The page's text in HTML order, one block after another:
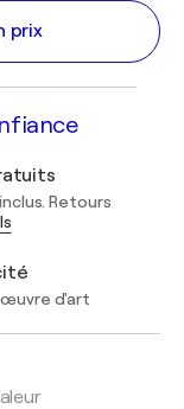
prix
Retours
œuvre d'art